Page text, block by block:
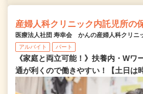
産婦人科クリニック内託児所の
医療法人社団 寿幸会 かんの産婦人科クリニ
アルバイト パート
《家庭と両立可能！》扶養内・Wワ
通が利くので働きやすい！【土日は